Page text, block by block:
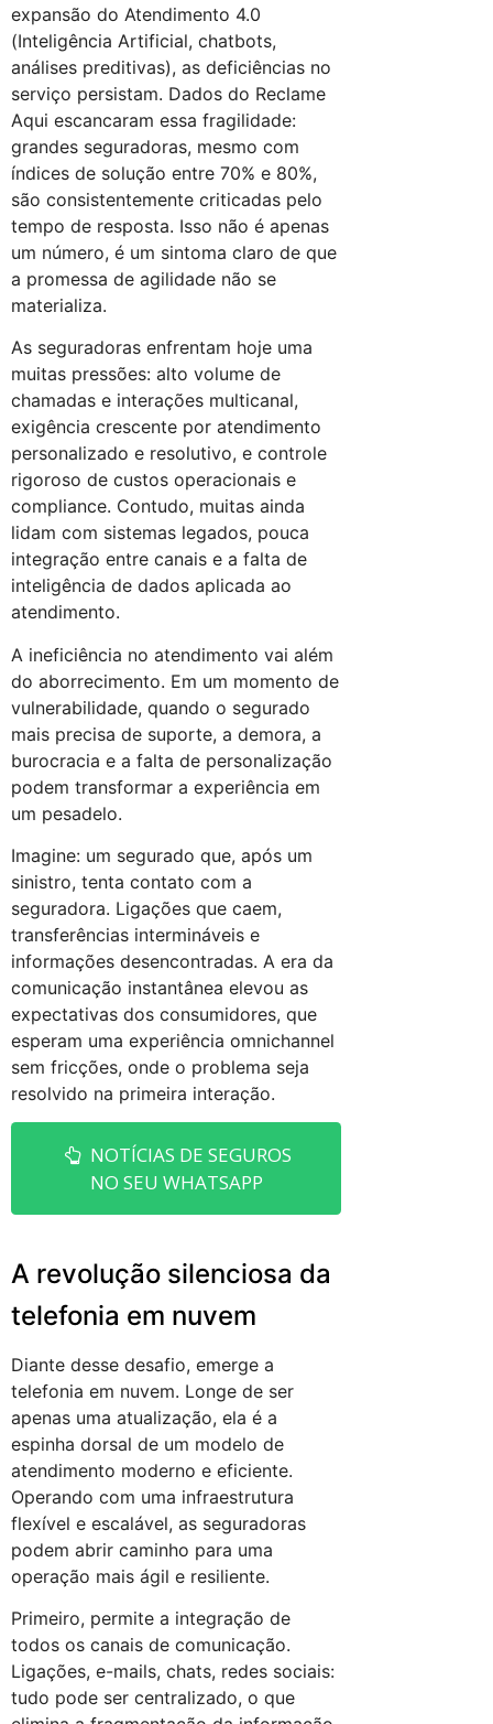
expansão do Atendimento 4.0
(Inteligência Artificial, chatbots,
análises preditivas), as deficiências no
serviço persistam. Dados do Reclame
Aqui escancaram essa fragilidade:
grandes seguradoras, mesmo com
índices de solução entre 70% e 80%,
são consistentemente criticadas pelo
tempo de resposta. Isso não é apenas
um número, é um sintoma claro de que
a promessa de agilidade não se
materializa.
As seguradoras enfrentam hoje uma
muitas pressões: alto volume de
chamadas e interações multicanal,
exigência crescente por atendimento
personalizado e resolutivo, e controle
rigoroso de custos operacionais e
compliance. Contudo, muitas ainda
lidam com sistemas legados, pouca
integração entre canais e a falta de
inteligência de dados aplicada ao
atendimento.
A ineficiência no atendimento vai além
do aborrecimento. Em um momento de
vulnerabilidade, quando o segurado
mais precisa de suporte, a demora, a
burocracia e a falta de personalização
podem transformar a experiência em
um pesadelo.
Imagine: um segurado que, após um
sinistro, tenta contato com a
seguradora. Ligações que caem,
transferências intermináveis e
informações desencontradas. A era da
comunicação instantânea elevou as
expectativas dos consumidores, que
esperam uma experiência omnichannel
sem fricções, onde o problema seja
resolvido na primeira interação.
NOTÍCIAS DE SEGUROS
NO SEU WHATSAPP
A revolução silenciosa da
telefonia em nuvem
Diante desse desafio, emerge a
telefonia em nuvem. Longe de ser
apenas uma atualização, ela é a
espinha dorsal de um modelo de
atendimento moderno e eficiente.
Operando com uma infraestrutura
flexível e escalável, as seguradoras
podem abrir caminho para uma
operação mais ágil e resiliente.
Primeiro, permite a integração de
todos os canais de comunicação.
Ligações, e-mails, chats, redes sociais:
tudo pode ser centralizado, o que